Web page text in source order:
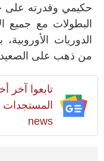
حكيمي وقدرته على
البطولات مع جميع
الدوريات
من ذهب على الصعيد
تابعوا آخر
news